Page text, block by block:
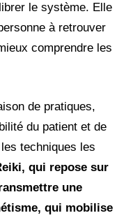
le système. Elle
à retrouver
comprendre les
de pratiques,
du patient et de
techniques les
qui repose sur
une
, qui mobilise